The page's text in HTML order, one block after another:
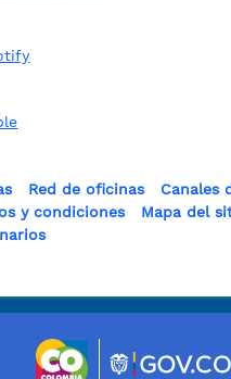
Red de oficinas
Canales
y condiciones
Mapa del